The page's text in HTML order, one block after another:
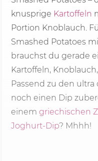
knusprige Kartoffeln
Portion Knoblauch.
Smashed Potatoes
brauchst du gerade
Kartoffeln,
Passend zu den
noch einen Dip
einem griechischen
Joghurt-Dip? Mhhh!